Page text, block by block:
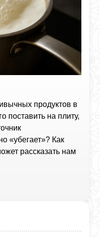
продуктов в
поставить на плиту,
«убегает»? Как
рассказать нам